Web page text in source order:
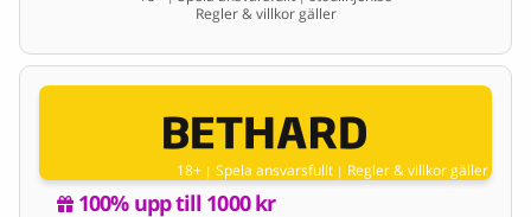
Regler & villkor gäller
18+ | Spela ansvarsfullt | Regler & villkor gäller
100% upp till 1000 kr